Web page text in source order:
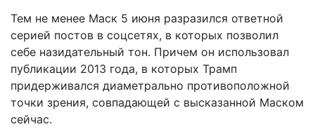
Тем не менее Маск 5 июня разразился ответной
серией постов в соцсетях, в которых позволил
себе назидательный тон. Причем он использовал
публикации 2013 года, в которых Трамп
придерживался диаметрально противоположной
точки зрения, совпадающей с высказанной Маском
сейчас.